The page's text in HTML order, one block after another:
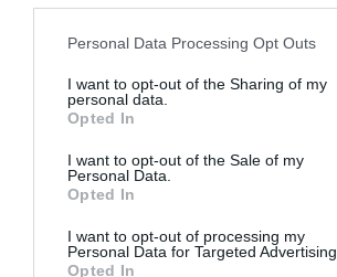
Personal Data Processing Opt Outs
I want to opt-out of the Sharing of my
personal data.
Opted In
I want to opt-out of the Sale of my
Personal Data.
Opted In
I want to opt-out of processing my
Personal Data for Targeted Advertising.
Opted In